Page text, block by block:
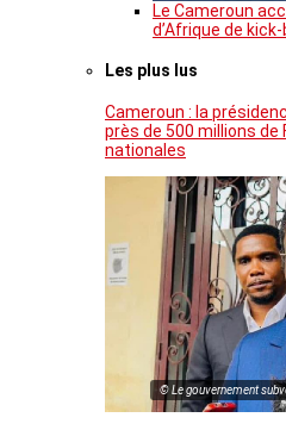
Le Cameroun
d’Afrique de
Les plus lus
Cameroun : la
près de 500 millions
nationales
© Le gouvernement